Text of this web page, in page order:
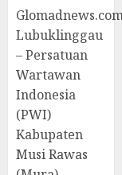
Lubuklinggau
– Persatuan
Wartawan
Indonesia
(PWI)
Kabupaten
Musi Rawas